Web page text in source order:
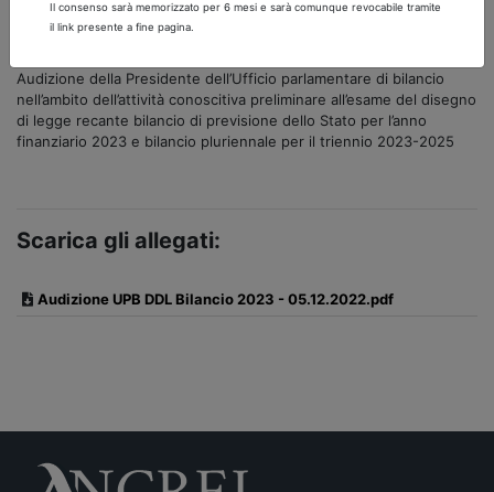
Stato per l’anno finanziario 2023 e bilancio
pluriennale per il triennio 2023-2025
Audizione della Presidente dell’Ufficio parlamentare di bilancio
nell’ambito dell’attività conoscitiva preliminare all’esame del disegno
di legge recante bilancio di previsione dello Stato per l’anno
finanziario 2023 e bilancio pluriennale per il triennio 2023-2025
Scarica gli allegati:
Audizione UPB DDL Bilancio 2023 - 05.12.2022.pdf
Il consenso sarà memorizzato per 6 mesi e sarà comunque revocabile tramite
il link presente a fine pagina.